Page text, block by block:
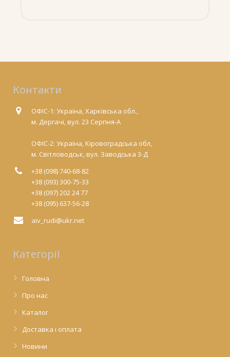
Контакти
ОФІС-1: Україна, Харківська обл.,
м. Дергачі, вул. 23 Серпня-А
ОФІС-2: Україна, Кіровоградська обл,
м. Світловодськ, вул. Заводська 3-Д
+38 (098) 740-68-82
+38 (093) 300-75-33
+38 (097) 202 24 77
+38 (095) 637-56-28
aiv_rudi@ukr.net
Категорії
Головна
Про нас
Каталог
Доставка і оплата
Новини